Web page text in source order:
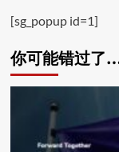
[sg_popup id=1]
你可能错过了